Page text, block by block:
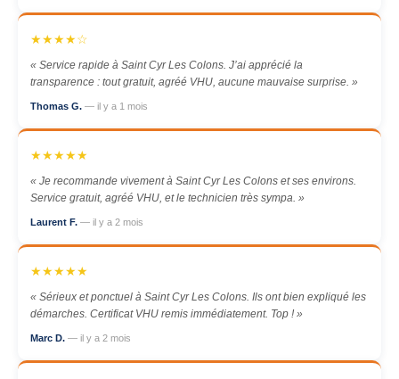
★★★★☆
« Service rapide à Saint Cyr Les Colons. J’ai apprécié la
transparence : tout gratuit, agréé VHU, aucune mauvaise surprise. »
Thomas G. — il y a 1 mois
★★★★★
« Je recommande vivement à Saint Cyr Les Colons et ses environs.
Service gratuit, agréé VHU, et le technicien très sympa. »
Laurent F. — il y a 2 mois
★★★★★
« Sérieux et ponctuel à Saint Cyr Les Colons. Ils ont bien expliqué les
démarches. Certificat VHU remis immédiatement. Top ! »
Marc D. — il y a 2 mois